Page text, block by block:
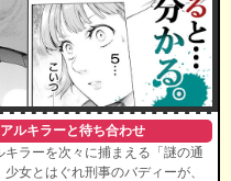
ルキラーと待ち合わせ
ラーを次々に捕まえる「謎の通
女とはぐれ刑事のバディーが、